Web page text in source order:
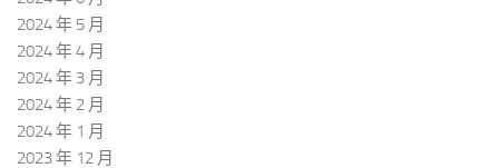
2024 年 5 月
2024 年 4 月
2024 年 3 月
2024 年 2 月
2024 年 1 月
2023 年 12 月